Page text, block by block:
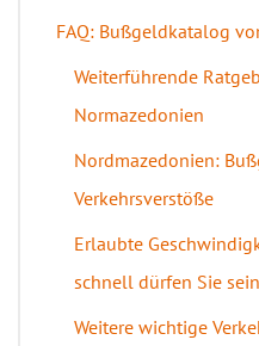
FAQ: Bußgeldkatalog
Weiterführende
Normazedonien
Nordmazedonien:
Verkehrsverstöße
Erlaubte
schnell dürfen Sie sein
Weitere wichtige